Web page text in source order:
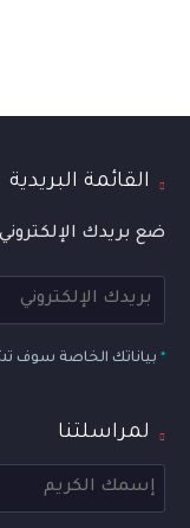
القائمة البريدية
ضع بريدك
* بياناتك الخاصة سوف
لمراسلتنا